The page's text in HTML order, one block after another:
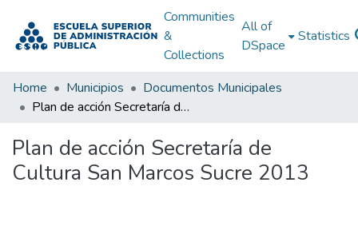
Communities
&
Collections
All of
DSpace
Statistics
Home Municipios
Documentos Municipales
Plan de acción Secretaría de Cultura San Marcos Sucre 2013
Plan de acción Secretaría de
Cultura San Marcos Sucre 2013